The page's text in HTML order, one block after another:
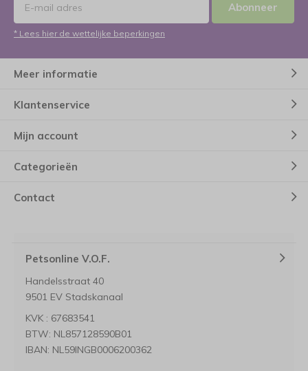
Abonneer
* Lees hier de wettelijke beperkingen
Meer informatie
Klantenservice
Mijn account
Categorieën
Contact
Petsonline V.O.F.
Handelsstraat 40
9501 EV Stadskanaal
KVK : 67683541
BTW: NL857128590B01
IBAN: NL59INGB0006200362